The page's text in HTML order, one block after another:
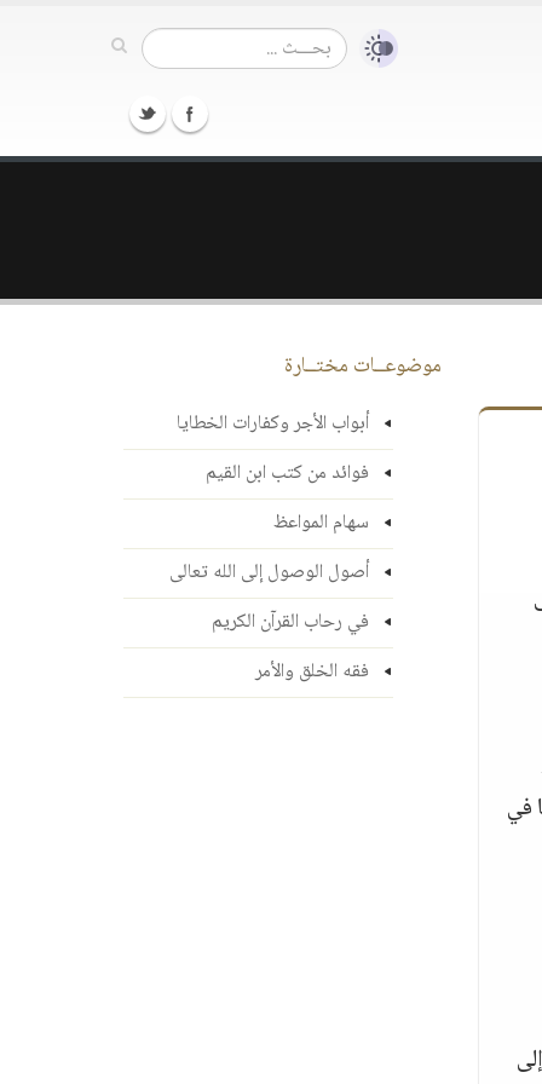
في
موضوعــات مختــارة
أبواب الأجر وكفارات الخطايا
فوائد من كتب ابن القيم
سهام المواعظ
أصول الوصول إلى الله تعالى
في رحاب القرآن الكريم
فقه الخلق والأمر